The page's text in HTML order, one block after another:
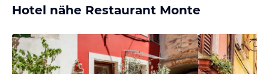
Hotel nähe Restaurant Monte